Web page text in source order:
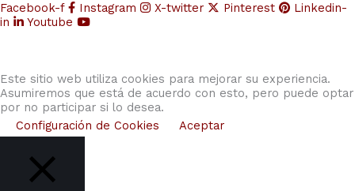
Facebook-f Instagram X-twitter Pinterest
Linkedin-
in
Youtube
Este sitio web utiliza cookies para mejorar su experiencia.
Asumiremos que está de acuerdo con esto, pero puede optar
por no participar si lo desea.
Configuración de Cookies
Aceptar